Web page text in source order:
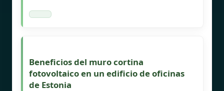
Beneficios del muro cortina
fotovoltaico en un edificio de oficinas
de Estonia